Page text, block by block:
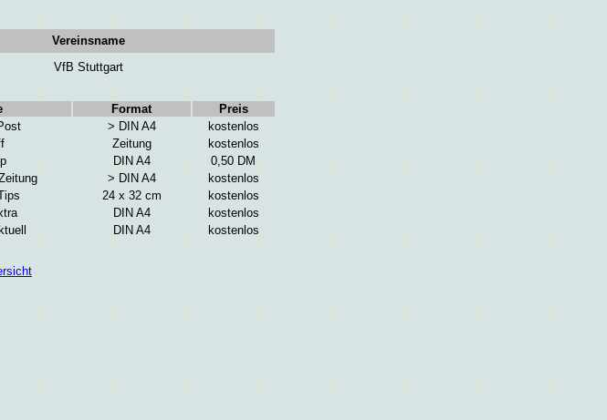
Vereinsname
VfB Stuttgart
Format
Preis
> DIN A4
kostenlos
Zeitung
kostenlos
DIN A4
0,50 DM
> DIN A4
kostenlos
24 x 32 cm
kostenlos
DIN A4
kostenlos
DIN A4 kostenlos